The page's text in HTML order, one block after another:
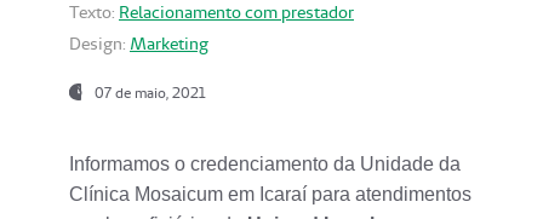
Texto: Relacionamento com prestador
Design: Marketing
07 de maio, 2021
Informamos o credenciamento da Unidade da
Clínica Mosaicum em Icaraí para atendimentos